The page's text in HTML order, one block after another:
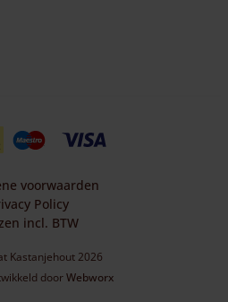
voorwaarden
Policy
incl. BTW
Kastanjehout 2026
doorWebworx